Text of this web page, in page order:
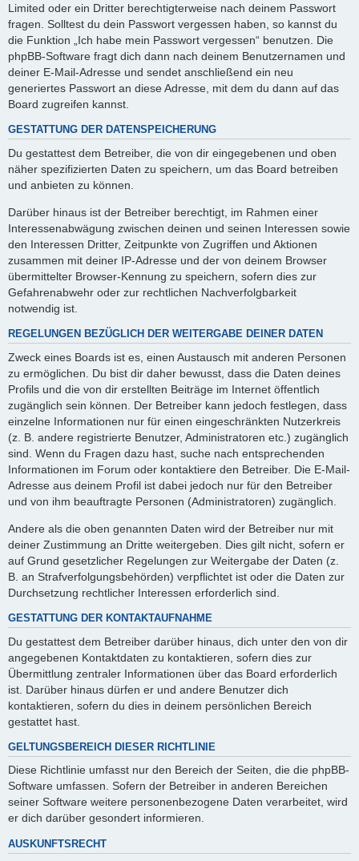
Limited oder ein Dritter berechtigterweise nach deinem Passwort
fragen. Solltest du dein Passwort vergessen haben, so kannst du
die Funktion „Ich habe mein Passwort vergessen“ benutzen. Die
phpBB-Software fragt dich dann nach deinem Benutzernamen und
deiner E-Mail-Adresse und sendet anschließend ein neu
generiertes Passwort an diese Adresse, mit dem du dann auf das
Board zugreifen kannst.
GESTATTUNG DER DATENSPEICHERUNG
Du gestattest dem Betreiber, die von dir eingegebenen und oben
näher spezifizierten Daten zu speichern, um das Board betreiben
und anbieten zu können.
Darüber hinaus ist der Betreiber berechtigt, im Rahmen einer
Interessenabwägung zwischen deinen und seinen Interessen sowie
den Interessen Dritter, Zeitpunkte von Zugriffen und Aktionen
zusammen mit deiner IP-Adresse und der von deinem Browser
übermittelter Browser-Kennung zu speichern, sofern dies zur
Gefahrenabwehr oder zur rechtlichen Nachverfolgbarkeit
notwendig ist.
REGELUNGEN BEZÜGLICH DER WEITERGABE DEINER DATEN
Zweck eines Boards ist es, einen Austausch mit anderen Personen
zu ermöglichen. Du bist dir daher bewusst, dass die Daten deines
Profils und die von dir erstellten Beiträge im Internet öffentlich
zugänglich sein können. Der Betreiber kann jedoch festlegen, dass
einzelne Informationen nur für einen eingeschränkten Nutzerkreis
(z. B. andere registrierte Benutzer, Administratoren etc.) zugänglich
sind. Wenn du Fragen dazu hast, suche nach entsprechenden
Informationen im Forum oder kontaktiere den Betreiber. Die E-Mail-
Adresse aus deinem Profil ist dabei jedoch nur für den Betreiber
und von ihm beauftragte Personen (Administratoren) zugänglich.
Andere als die oben genannten Daten wird der Betreiber nur mit
deiner Zustimmung an Dritte weitergeben. Dies gilt nicht, sofern er
auf Grund gesetzlicher Regelungen zur Weitergabe der Daten (z.
B. an Strafverfolgungsbehörden) verpflichtet ist oder die Daten zur
Durchsetzung rechtlicher Interessen erforderlich sind.
GESTATTUNG DER KONTAKTAUFNAHME
Du gestattest dem Betreiber darüber hinaus, dich unter den von dir
angegebenen Kontaktdaten zu kontaktieren, sofern dies zur
Übermittlung zentraler Informationen über das Board erforderlich
ist. Darüber hinaus dürfen er und andere Benutzer dich
kontaktieren, sofern du dies in deinem persönlichen Bereich
gestattet hast.
GELTUNGSBEREICH DIESER RICHTLINIE
Diese Richtlinie umfasst nur den Bereich der Seiten, die die phpBB-
Software umfassen. Sofern der Betreiber in anderen Bereichen
seiner Software weitere personenbezogene Daten verarbeitet, wird
er dich darüber gesondert informieren.
AUSKUNFTSRECHT